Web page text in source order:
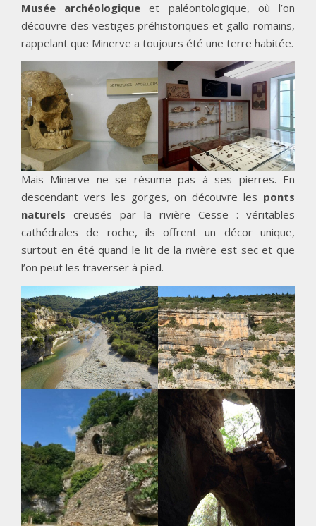
Musée
archéologique et paléontologique, où l’on
découvre des vestiges préhistoriques et gallo-romains,
rappelant que Minerve a toujours été une terre habitée.
Mais Minerve ne se résume pas à ses pierres. En
descendant vers les gorges, on découvre les ponts
naturels creusés par la rivière Cesse : véritables
cathédrales de roche, ils offrent un décor unique,
surtout en été quand le lit de la rivière est sec et que
l’on peut les traverser à pied.